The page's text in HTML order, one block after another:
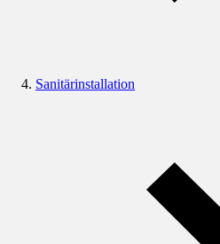
Sanitärinstallation